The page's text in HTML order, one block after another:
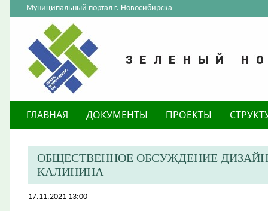
Муниципальный портал г. Новосибирска
ГЛАВНАЯ ДОКУМЕНТЫ ПРОЕКТЫ
ОБЩЕСТВЕННОЕ ОБСУЖДЕНИЕ
КАЛИНИНА
17.11.2021 13:00